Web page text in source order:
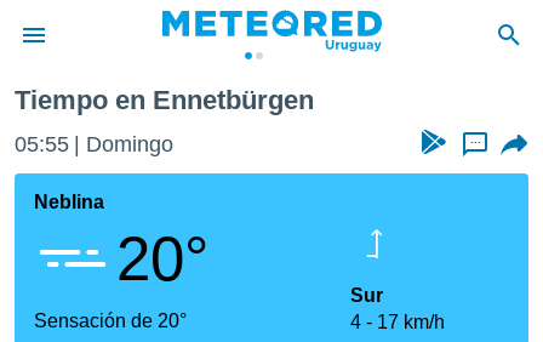
de
ha
calidad.
a este
Tiempo en Ennetbürgen
05:55 Domingo ...
Neblina
20°
Sensación de 20°
Sur
4
17 km/h